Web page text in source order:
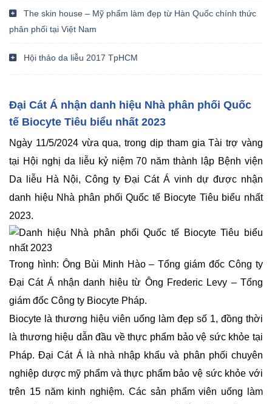
The skin house – Mỹ phẩm làm đẹp từ Hàn Quốc chính thức
phân phối tại Việt Nam
Hội thảo da liễu 2017 TpHCM
Đại Cát Á nhận danh hiệu Nhà phân phối Quốc
tế Biocyte Tiêu biểu nhất 2023
Ngày 11/5/2024 vừa qua, trong dịp tham gia Tài trợ vàng
tại Hội nghị da liễu kỷ niệm 70 năm thành lập Bệnh viện
Da liễu Hà Nội, Công ty Đại Cát Á vinh dự được nhận
danh hiệu Nhà phân phối Quốc tế Biocyte Tiêu biểu nhất
2023.
Trong hình: Ông Bùi Minh Hào – Tổng giám đốc Công ty
Đại Cát Á nhận danh hiệu từ Ông Frederic Levy – Tổng
giám đốc Công ty Biocyte Pháp.
Biocyte là thương hiệu viên uống làm đẹp số 1, đồng thời
là thương hiệu dẫn đầu về thực phẩm bảo vệ sức khỏe tại
Pháp. Đại Cát Á là nhà nhập khẩu và phân phối chuyên
nghiệp dược mỹ phẩm và thực phẩm bảo vệ sức khỏe với
trên 15 năm kinh nghiệm. Các sản phẩm viên uống làm